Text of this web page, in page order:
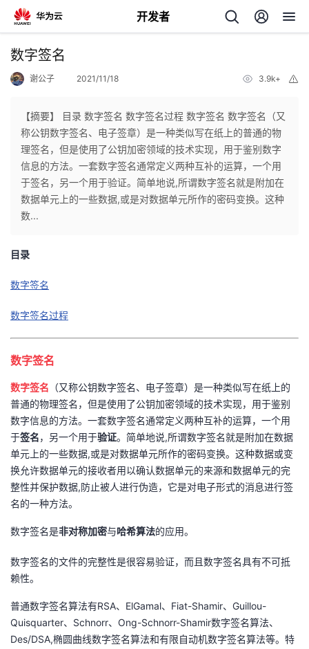
开发者
返
个
人
我
者
我
的
博
客
我
的
论
坛
我
的
圈
子
我
的
直
播
我
的
活
动
我
的
关
注
者
学
堂
我
的
课
程
我
的
认
证
我
的
实
验
我
的
收
支
持
我
的
技
术
支
持
我
的
云
声
建
议
数字签名
谢公子 2021/11/18 3.9k+
【摘要】 目录 数字签名 数字签名过程 数字签名 数字签名（又
称公钥数字签名、电子签章）是一种类似写在纸上的普通的物
理签名，但是使用了公钥加密领域的技术实现，用于鉴别数字
信息的方法。一套数字签名通常定义两种互补的运算，一个用
于签名，另一个用于验证。简单地说,所谓数字签名就是附加在
数据单元上的一些数据,或是对数据单元所作的密码变换。这种
数...
目录
数字签名
数字签名过程
数字签名
数字签名 （又称公钥数字签名、电子签章）是一种类似写在纸上的
普通的物理签名，但是使用了公钥加密领域的技术实现，用于鉴别
数字信息的方法。一套数字签名通常定义两种互补的运算，一个用
于签名，另一个用于验证。简单地说,所谓数字签名就是附加在数据
单元上的一些数据,或是对数据单元所作的密码变换。这种数据或变
换允许数据单元的接收者用以确认数据单元的来源和数据单元的完
整性并保护数据,防止被人进行伪造，它是对电子形式的消息进行签
名的一种方法。
数字签名是非对称加密与哈希算法的应用。
数字签名的文件的完整性是很容易验证，而且数字签名具有不可抵
赖性。
普通数字签名算法有RSA、ElGamal、Fiat-Shamir、Guillou-
Quisquarter、Schnorr、Ong-Schnorr-Shamir数字签名算法、
Des/DSA,椭圆曲线数字签名算法和有限自动机数字签名算法等。特